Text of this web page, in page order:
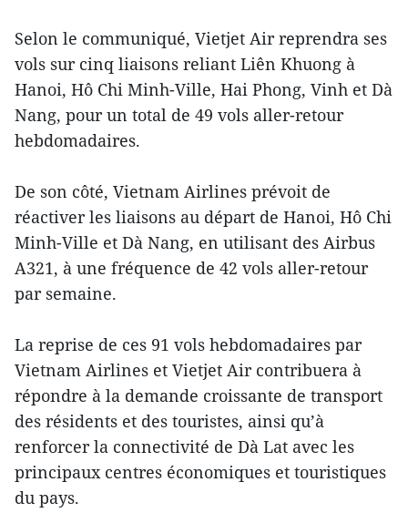
Selon le communiqué, Vietjet Air reprendra ses
vols sur cinq liaisons reliant Liên Khuong à
Hanoi, Hô Chi Minh-Ville, Hai Phong, Vinh et Dà
Nang, pour un total de 49 vols aller-retour
hebdomadaires.
De son côté, Vietnam Airlines prévoit de
réactiver les liaisons au départ de Hanoi, Hô Chi
Minh-Ville et Dà Nang, en utilisant des Airbus
A321, à une fréquence de 42 vols aller-retour
par semaine.
La reprise de ces 91 vols hebdomadaires par
Vietnam Airlines et Vietjet Air contribuera à
répondre à la demande croissante de transport
des résidents et des touristes, ainsi qu’à
renforcer la connectivité de Dà Lat avec les
principaux centres économiques et touristiques
du pays.